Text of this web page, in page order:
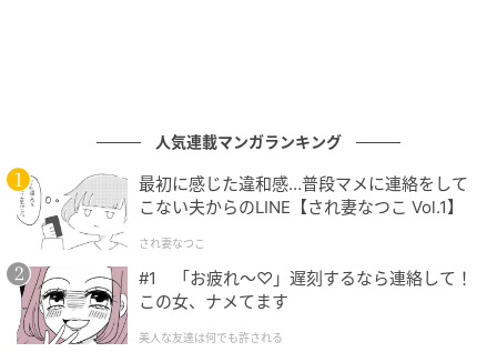
とも自然に打ち解けることができました。
人気連載マンガランキング
最初に感じた違和感…普段マメに連絡をして
こない夫からのLINE【され妻なつこ Vol.1】
され妻なつこ
#1 「お疲れ〜♡」遅刻するなら連絡して！
この女、ナメてます
美人な友達は何でも許される